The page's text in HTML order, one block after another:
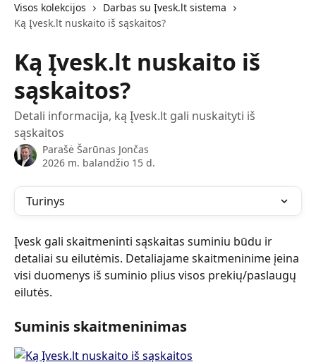
Visos kolekcijos
Darbas su Įvesk.lt sistema
Ką Įvesk.lt nuskaito iš sąskaitos?
Ką Įvesk.lt nuskaito iš
sąskaitos?
Detali informacija, ką Įvesk.lt gali nuskaityti iš
sąskaitos
Parašė Šarūnas Jončas
2026 m. balandžio 15 d.
Turinys
Įvesk gali skaitmeninti sąskaitas suminiu būdu ir
detaliai su eilutėmis. Detaliajame skaitmeninime įeina
visi duomenys iš suminio plius visos prekių/paslaugų
eilutės.
Suminis skaitmeninimas